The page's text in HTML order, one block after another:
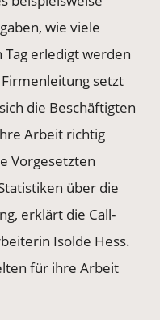
wie viele
erledigt werden
setzt
die Beschäftigten
Arbeit richtig
Vorgesetzten
über die
erklärt die Call-
Isolde Hess.
für ihre Arbeit